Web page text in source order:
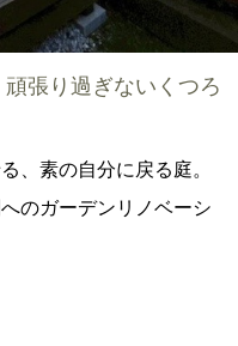
張り過ぎないくつろ
、素の自分に戻る庭。
のガーデンリノベーシ